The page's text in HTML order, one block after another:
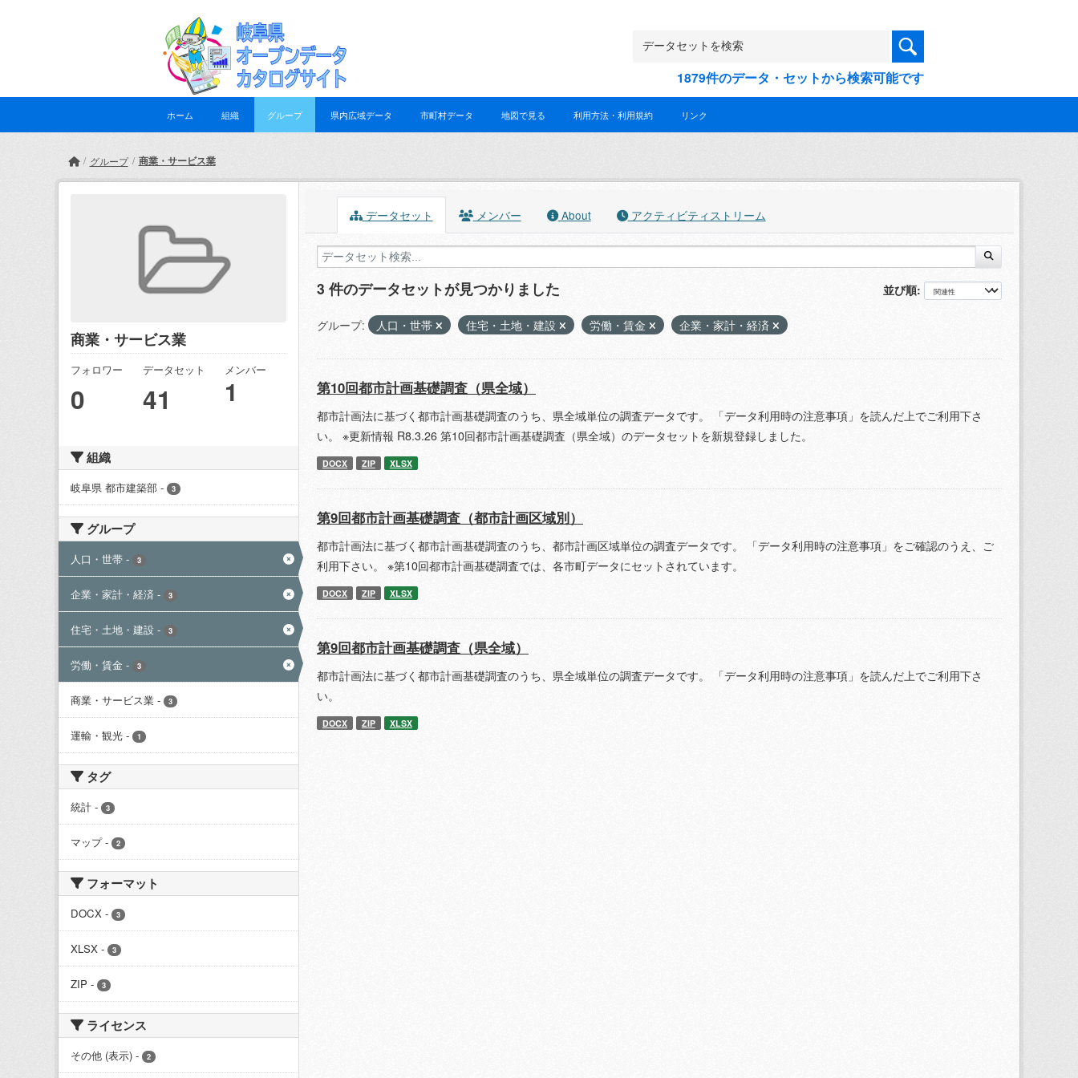
1879件のデータ・セットから検索可能です
ホーム 組織 グループ 県内広域データ 市町村データ 地図で見る 利用方法・利用規約 リンク
グループ 商業・サービス業
商業・サービス業
フォロワー
0
データセット
41
メンバー
1
組織
岐阜県 都市建築部 - 3
グループ
人口・世帯 - 3
企業・家計・経済 - 3
住宅・土地・建設 - 3
労働・賃金 - 3
商業・サービス業 - 3
運輸・観光 - 1
タグ
統計 - 3
マップ - 2
フォーマット
DOCX - 3
XLSX - 3
ZIP - 3
ライセンス
その他 (表示) - 2
データセット メンバー About アクティビティストリーム
並び順
3 件のデータセットが見つかりました
グループ: 人口・世帯 住宅・土地・建設 労働・賃金 企業・家計・経済
第10回都市計画基礎調査（県全域）
都市計画法に基づく都市計画基礎調査のうち、県全域単位の調査データです。 「データ利用時の注意事項」を読んだ上でご利用下さ
い。 ※更新情報 R8.3.26 第10回都市計画基礎調査（県全域）のデータセットを新規登録しました。
DOCX ZIP XLSX
第9回都市計画基礎調査（都市計画区域別）
都市計画法に基づく都市計画基礎調査のうち、都市計画区域単位の調査データです。 「データ利用時の注意事項」をご確認のうえ、ご
利用下さい。 ※第10回都市計画基礎調査では、各市町データにセットされています。
DOCX ZIP XLSX
第9回都市計画基礎調査（県全域）
都市計画法に基づく都市計画基礎調査のうち、県全域単位の調査データです。 「データ利用時の注意事項」を読んだ上でご利用下さ
い。
DOCX ZIP XLSX